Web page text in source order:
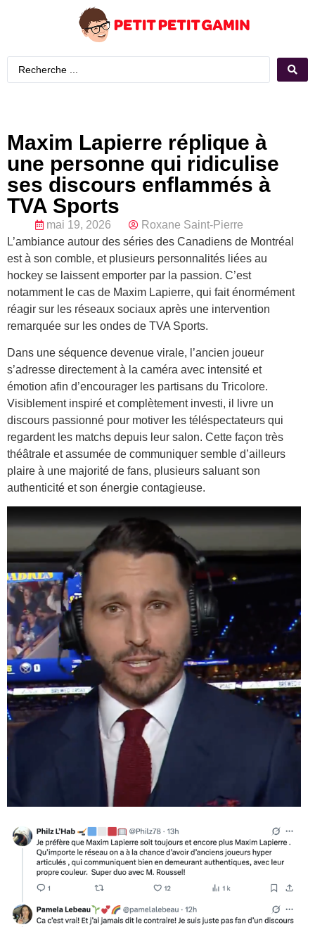
Maxim Lapierre réplique à
une personne qui ridiculise
ses discours enflammés à
TVA Sports
mai 19, 2026
Roxane Saint-Pierre
L’ambiance autour des séries des Canadiens de Montréal
est à son comble, et plusieurs personnalités liées au
hockey se laissent emporter par la passion. C’est
notamment le cas de Maxim Lapierre, qui fait énormément
réagir sur les réseaux sociaux après une intervention
remarquée sur les ondes de TVA Sports.
Dans une séquence devenue virale, l’ancien joueur
s’adresse directement à la caméra avec intensité et
émotion afin d’encourager les partisans du Tricolore.
Visiblement inspiré et complètement investi, il livre un
discours passionné pour motiver les téléspectateurs qui
regardent les matchs depuis leur salon. Cette façon très
théâtrale et assumée de communiquer semble d’ailleurs
plaire à une majorité de fans, plusieurs saluant son
authenticité et son énergie contagieuse.